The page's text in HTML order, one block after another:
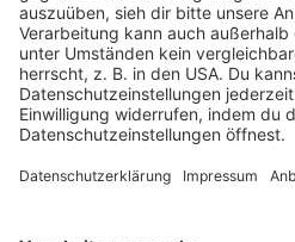
Melodie und Hardrock ein
HOME